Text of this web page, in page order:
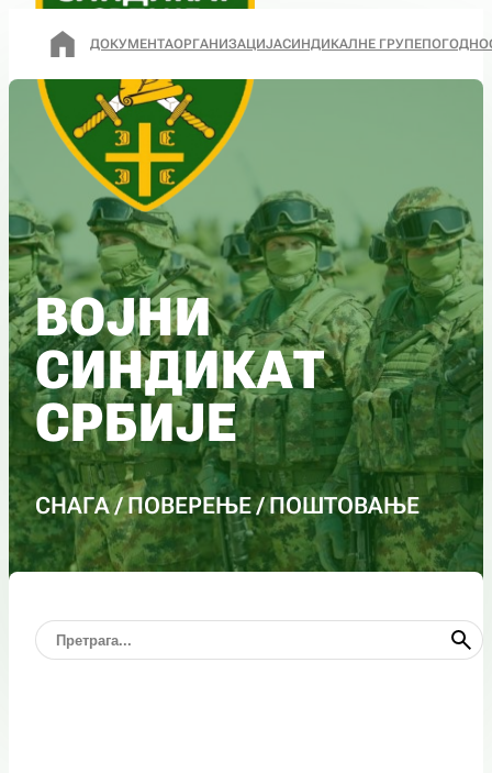
ДОКУМЕНТАОРГАНИЗАЦИЈАСИНДИКАЛНЕ ГРУПЕ
ВОЈНИ
СИНДИКАТ
СРБИЈЕ
СНАГА / ПОВЕРЕЊЕ / ПОШТОВАЊЕ